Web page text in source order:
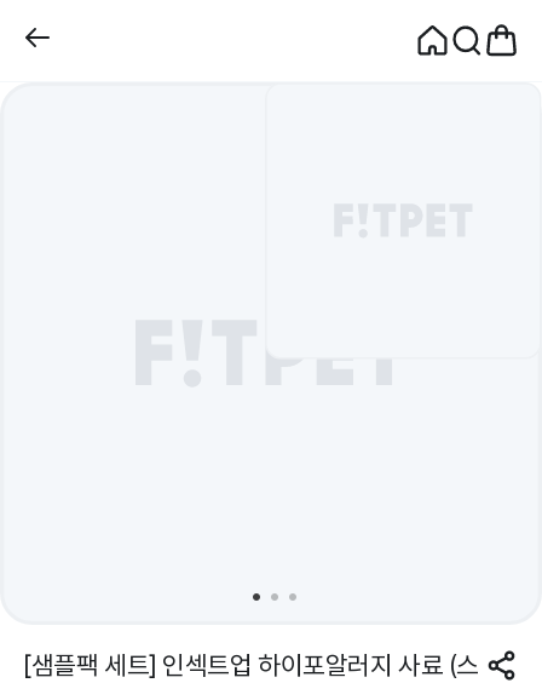
[샘플팩 세트] 인섹트업 하이포알러지 사료 (스